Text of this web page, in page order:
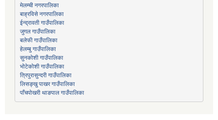
मेलम्ची नगरपालिका
बाह्रविसे नगरपालिका
ईन्द्रावती गाउँपालिका
जुगल गाउँपालिका
बलेफी गाउँपालिका
हेलम्बु गाउँपालिका
सुनकोशी गाउँपालिका
भोटेकोशी गाउँपालिका
त्रिपुरासुन्दरी गाउँपालिका
लिसङ्खु पाखर गाउँपालिका
पाँचपोखरी थाङपाल गाउँपालिका